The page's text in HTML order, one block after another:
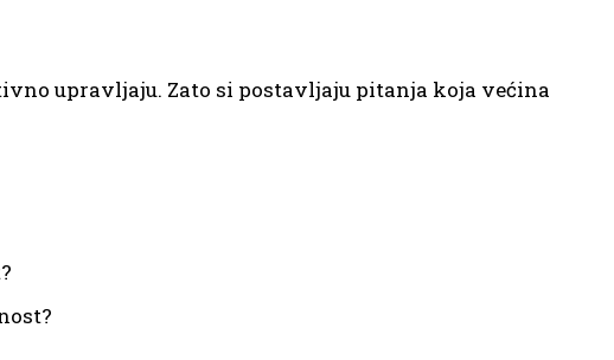
upravljaju. Zato si postavljaju pitanja koja većina